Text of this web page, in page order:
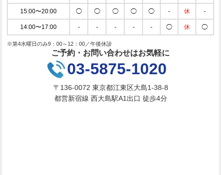
15:00〜20:00 ◯ ◯ ◯ ◯ ◯ - 休 -
14:00〜17:00 - - - - - ◯ 休 ◯
※第4水曜日のみ9：00～12：00／午後休診
ご予約・お問い合わせはお気軽に
03-5875-1020
〒136-0072 東京都江東区大島1-38-8
都営新宿線 西大島駅A1出口 徒歩4分